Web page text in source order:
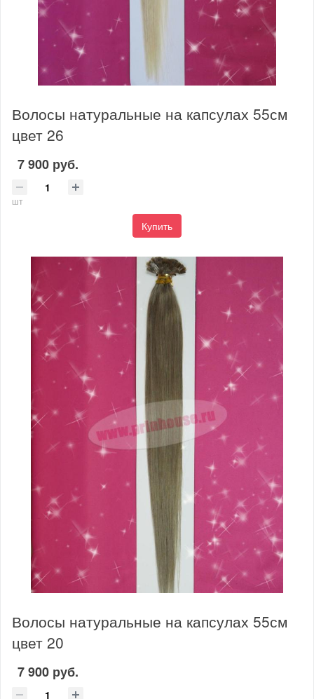
Волосы натуральные на капсулах 55см
цвет 26
7 900 руб.
шт
Купить
Волосы натуральные на капсулах 55см
цвет 20
7 900 руб.